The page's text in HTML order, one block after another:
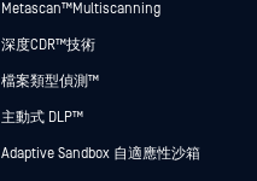
Metascan™ Multiscanning
深度CDR™技術
檔案類型偵測™
主動式 DLP™
Adaptive Sandbox 自適應性沙箱